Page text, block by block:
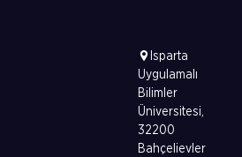
Isparta
Uygulamalı
Bilimler
Üniversitesi,
32200
Bahçelievler